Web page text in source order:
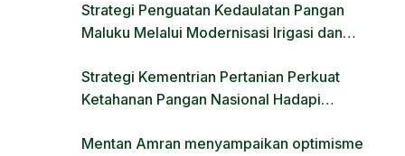
Strategi Penguatan Kedaulatan Pangan
Maluku Melalui Modernisasi Irigasi dan
Strategi Kementrian Pertanian Perkuat
Ketahanan Pangan Nasional Hadapi
Mentan Amran menyampaikan optimisme